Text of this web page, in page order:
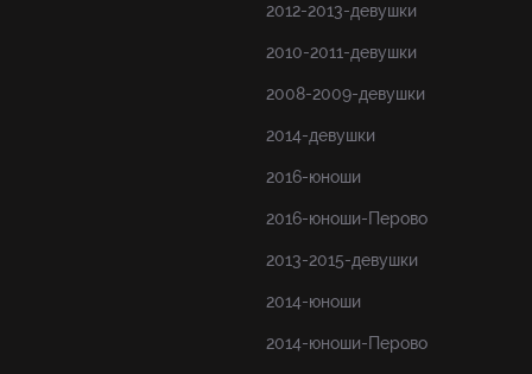
2012-2013-девушки
2010-2011-девушки
2008-2009-девушки
2014-девушки
2016-юноши
2016-юноши-Перово
2013-2015-девушки
2014-юноши
2014-юноши-Перово